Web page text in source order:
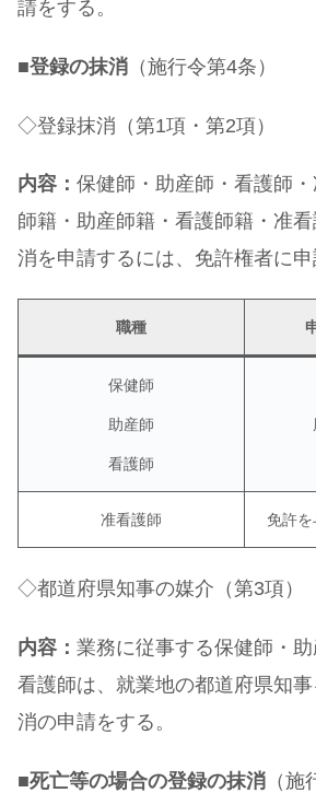
請をする。
■登録の抹消 （施行令第4条）
◇登録抹消（第1項・第2項）
内容： 保健師・助産師・看護師
師籍・助産師籍・看護師籍・准
消を申請するには、免許権者に申
職種
保健師
助産師
看護師
准看護師 免許
◇都道府県知事の媒介（第3項）
内容： 業務に従事する保健師・
看護師は、就業地の都道府県知
消の申請をする。
■死亡等の場合の登録の抹消 （施